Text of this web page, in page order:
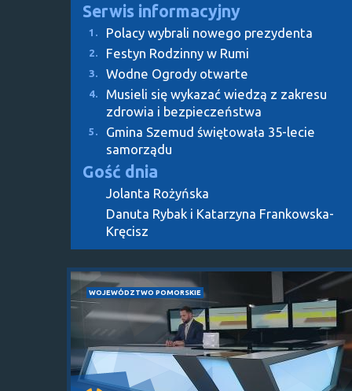
Serwis informacyjny
1. Polacy wybrali nowego prezydenta
2. Festyn Rodzinny w Rumi
3. Wodne Ogrody otwarte
4.
Musieli się wykazać wiedzą z zakresu
zdrowia i bezpieczeństwa
5.
Gmina Szemud świętowała 35-lecie
samorządu
Gość dnia
Jolanta Rożyńska
Danuta Rybak i Katarzyna Frankowska-
Kręcisz
WOJEWÓDZTWO POMORSKIE